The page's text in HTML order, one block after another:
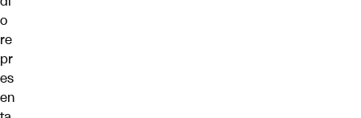
o
re
pr
es
en